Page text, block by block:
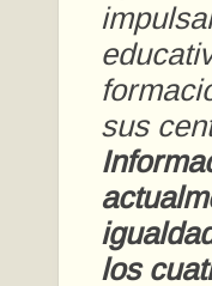
sus
los